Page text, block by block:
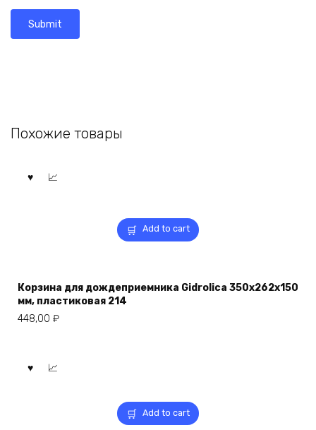
Похожие товары
Add to cart
Корзина для дождеприемника Gidrolica 350х262х150
мм, пластиковая 214
448,00 ₽
Add to cart